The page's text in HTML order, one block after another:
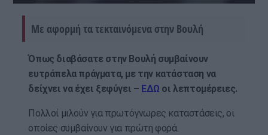
Με αφορμή τα τεκταινόμενα στην Βουλή
Όπως διαβάσατε στην Βουλή συμβαίνουν
ευτράπελα πράγματα, με την κατάσταση να
δείχνει να έχει ξεφύγει – ΕΔΩ οι λεπτομέρειες.
Πολλοί μιλούν για πρωτόγνωρες καταστάσεις, οι
οποίες συμβαίνουν για πρώτη φορά.